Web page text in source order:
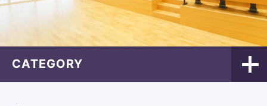
CATEGORY